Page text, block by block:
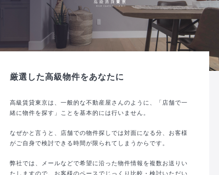
厳選した高級物件をあなたに
高級賃貸東京は、一般的な不動産屋さんのように、「店舗で一
緒に物件を探す」ことを基本的には行いません。
なぜかと言うと、店舗での物件探しでは対面になる分、お客様
がご自身で検討できる時間が限られてしまうからです。
弊社では、メールなどで希望に沿った物件情報を複数お送りい
たしますので、お客様のペースでじっくり比較・検討いただい